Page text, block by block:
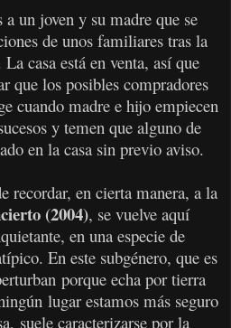
un joven y su madre que se
de unos familiares tras la
casa está en venta, así que
que los posibles compradores
cuando madre e hijo empiecen
y temen que alguno de
en la casa sin previo aviso.
recordar, en cierta manera, a la
(2004), se vuelve aquí
en una especie de
En este subgénero, que es
porque echa por tierra
lugar estamos más seguro
suele caracterizarse por la